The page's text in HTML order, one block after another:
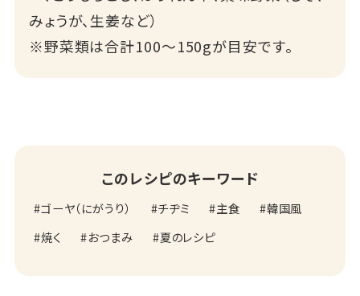
みょうが、生姜など）
※野菜類は合計100～150gが目安です。
このレシピのキーワード
ゴーヤ（にがうり） チヂミ 主食
韓国風
焼く
おつまみ 夏のレシピ